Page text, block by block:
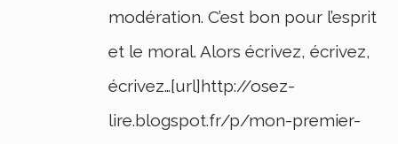
modération. C’est bon pour l’esprit
et le moral. Alors écrivez, écrivez,
écrivez…[url]http://osez-
lire.blogspot.fr/p/mon-premier-